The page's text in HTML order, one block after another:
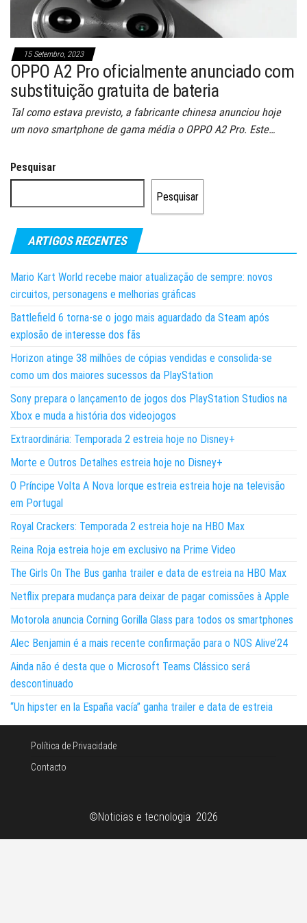
15 Setembro, 2023
OPPO A2 Pro oficialmente anunciado com
substituição gratuita de bateria
Tal como estava previsto, a fabricante chinesa anunciou hoje
um novo smartphone de gama média o OPPO A2 Pro. Este…
Pesquisar
Pesquisar
ARTIGOS RECENTES
Mario Kart World recebe maior atualização de sempre: novos
circuitos, personagens e melhorias gráficas
Battlefield 6 torna-se o jogo mais aguardado da Steam após
explosão de interesse dos fãs
Horizon atinge 38 milhões de cópias vendidas e consolida-se
como um dos maiores sucessos da PlayStation
Sony prepara o lançamento de jogos dos PlayStation Studios na
Xbox e muda a história dos videojogos
Extraordinária: Temporada 2 estreia hoje no Disney+
Morte e Outros Detalhes estreia hoje no Disney+
O Príncipe Volta A Nova Iorque estreia estreia hoje na televisão
em Portugal
Royal Crackers: Temporada 2 estreia hoje na HBO Max
Reina Roja estreia hoje em exclusivo na Prime Video
The Girls On The Bus ganha trailer e data de estreia na HBO Max
Netflix prepara mudança para deixar de pagar comissões à Apple
Motorola anuncia Corning Gorilla Glass para todos os smartphones
Alec Benjamin é a mais recente confirmação para o NOS Alive’24
Ainda não é desta que o Microsoft Teams Clássico será
descontinuado
“Un hipster en la España vacía” ganha trailer e data de estreia
Política de Privacidade
Contacto
©Noticias e tecnologia 2026